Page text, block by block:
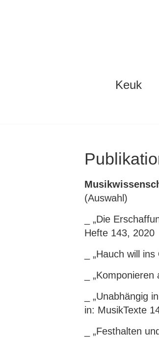
Keuk
(Auswahl)
_ „Die
Hefte 143, 2020
_ „Hauch will
_
_ „Unabhängig
in: MusikTexte
_ „Festhalten